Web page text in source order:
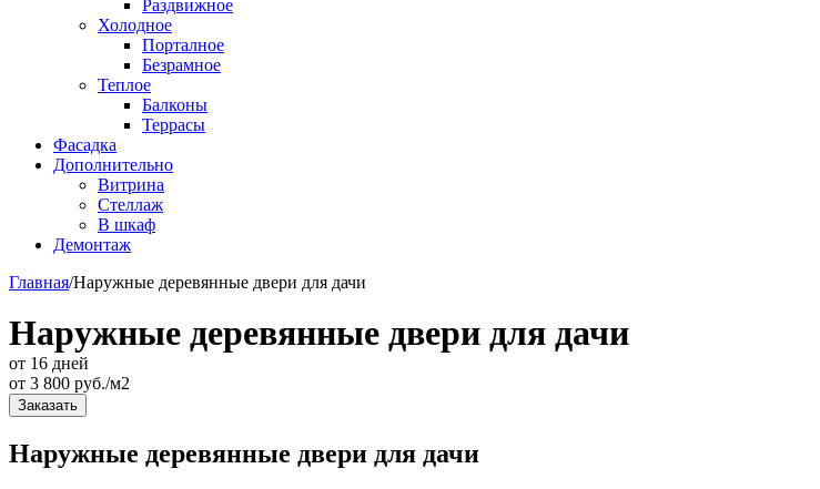
Раздвижное
Холодное
Порталное
Безрамное
Теплое
Балконы
Террасы
Фасадка
Дополнительно
Витрина
Стеллаж
В шкаф
Демонтаж
Главная/Наружные деревянные двери для дачи
Наружные деревянные двери для дачи
от 16 дней
от 3 800 руб./м2
Заказать
Наружные деревянные двери для дачи